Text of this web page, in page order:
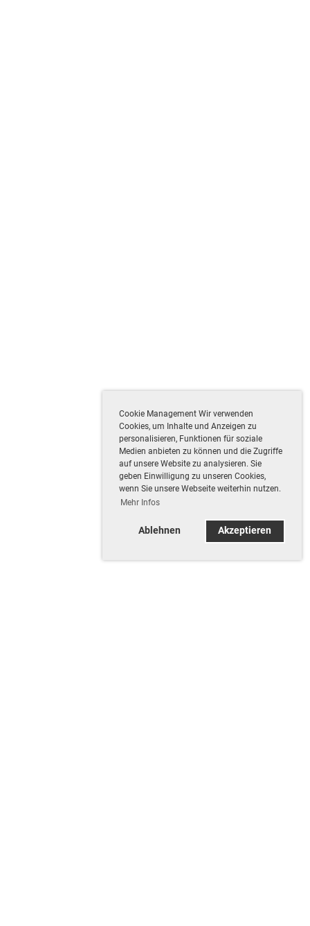
Cookie Management Wir verwenden
Cookies, um Inhalte und Anzeigen zu
personalisieren, Funktionen für soziale
Medien anbieten zu können und die Zugriffe
auf unsere Website zu analysieren. Sie
geben Einwilligung zu unseren Cookies,
wenn Sie unsere Webseite weiterhin nutzen.
Mehr Infos
Ablehnen Akzeptieren